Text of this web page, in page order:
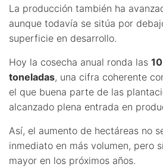
La producción también ha
aunque todavía se sitúa por
superficie en desarrollo.
Hoy la cosecha anual ronda las
toneladas, una cifra coherente
el que buena parte de las
alcanzado plena entrada en
Así, el aumento de hectáreas no
inmediato en más volumen, pero
mayor en los próximos años.